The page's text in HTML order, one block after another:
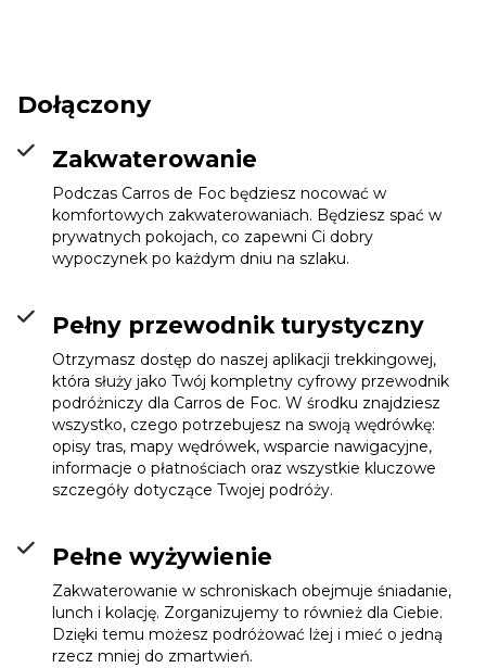
Refugi del Estany
Llong
Dołączony
Zakwaterowanie
Podczas Carros de Foc będziesz nocować w
komfortowych zakwaterowaniach. Będziesz spać w
prywatnych pokojach, co zapewni Ci dobry
wypoczynek po każdym dniu na szlaku.
Pełny przewodnik turystyczny
Otrzymasz dostęp do naszej aplikacji trekkingowej,
która służy jako Twój kompletny cyfrowy przewodnik
podróżniczy dla Carros de Foc. W środku znajdziesz
wszystko, czego potrzebujesz na swoją wędrówkę:
opisy tras, mapy wędrówek, wsparcie nawigacyjne,
informacje o płatnościach oraz wszystkie kluczowe
szczegóły dotyczące Twojej podróży.
Pełne wyżywienie
Zakwaterowanie w schroniskach obejmuje śniadanie,
lunch i kolację. Zorganizujemy to również dla Ciebie.
Dzięki temu możesz podróżować lżej i mieć o jedną
rzecz mniej do zmartwień.